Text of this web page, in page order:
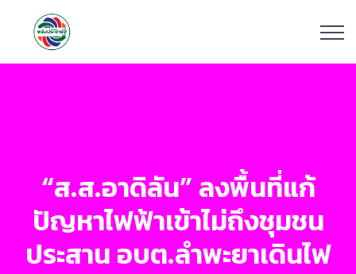
“ส.ส.อาดิลัน” ลงพื้นที่แก้
ปัญหาไฟฟ้าเข้าไม่ถึงชุมชน
ประสาน อบต.ลำพะยาเดินไฟ